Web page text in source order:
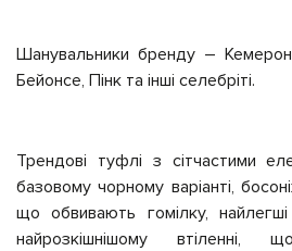
Шанувальники бренду – Кемерон
Бейонсе, Пінк та інші селебріті.
Трендові туфлі з сітчастими
базовому чорному варіанті,
що обвивають гомілку,
найрозкішнішому